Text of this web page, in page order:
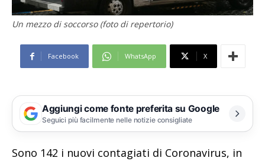
Un mezzo di soccorso (foto di repertorio)
Facebook WhatsApp X
Aggiungi come fonte preferita su Google
Seguici più facilmente nelle notizie consigliate
Sono 142 i nuovi contagiati di Coronavirus, in